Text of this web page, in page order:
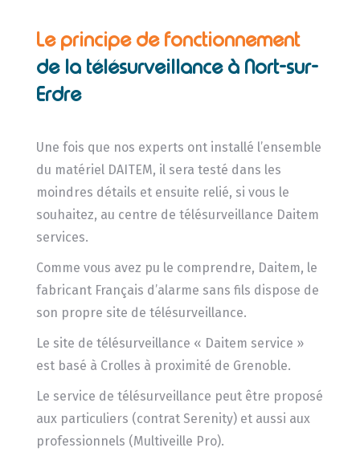
Le principe de fonctionnement
de la télésurveillance à Nort-sur-
Erdre
Une fois que nos experts ont installé l’ensemble
du matériel DAITEM, il sera testé dans les
moindres détails et ensuite relié, si vous le
souhaitez, au centre de télésurveillance Daitem
services.
Comme vous avez pu le comprendre, Daitem, le
fabricant Français d’alarme sans fils dispose de
son propre site de télésurveillance.
Le site de télésurveillance « Daitem service »
est basé à Crolles à proximité de Grenoble.
Le service de télésurveillance peut être proposé
aux particuliers (contrat Serenity) et aussi aux
professionnels (Multiveille Pro).